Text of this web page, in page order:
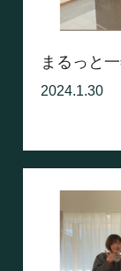
まるっと
2024.1.30